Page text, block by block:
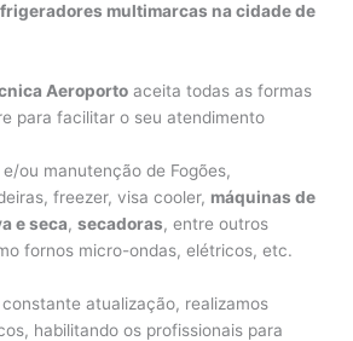
multimarcas na cidade de
Aeroporto aceita todas as formas
para facilitar o seu atendimento
ou manutenção de Fogões,
freezer, visa cooler, máquinas de
e seca,secadoras, entre outros
fornos micro-ondas, elétricos, etc.
atualização, realizamos
habilitando os profissionais para